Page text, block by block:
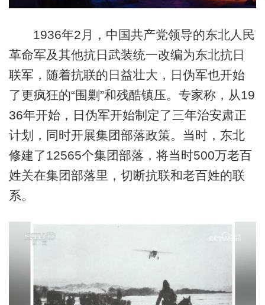
1936年2月，中国共产党领导的东北人民
革命军及其他抗日武装统一改编为东北抗日
联军，随着抗联的日益壮大，日伪军也开始
了更疯狂的“围剿”和残酷镇压。专家称，从19
36年开始，日伪军开始制定了三年治安肃正
计划，同时开展集团部落政策。当时，东北
修建了12565个集团部落，将当时500万老百
姓关在集团部落里，切断抗联和老百姓的联
系。